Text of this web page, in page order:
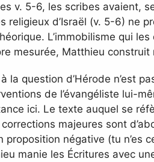
v. 5-6, les scribes avaient,
religieux d’Israël (v. 5-6) ne
L’immobilisme qui
mesurée, Matthieu
la question d’Hérode n’est
de l’évangéliste lui-
ici. Le texte auquel se
majeures sont
négative (tu n’es
manie les Écritures avec